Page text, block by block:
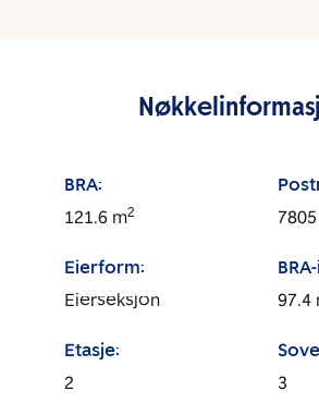
BRA:
121.6 m2
7805
Eierform:
Eierseksjon
97.4
Etasje:
2
3